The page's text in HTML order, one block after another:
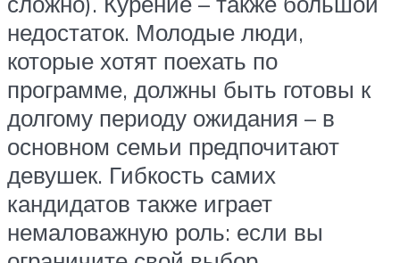
недостаток. Молодые люди,
которые хотят поехать по
программе, должны быть готовы к
долгому периоду ожидания – в
основном семьи предпочитают
девушек. Гибкость самих
кандидатов также играет
немаловажную роль: если вы